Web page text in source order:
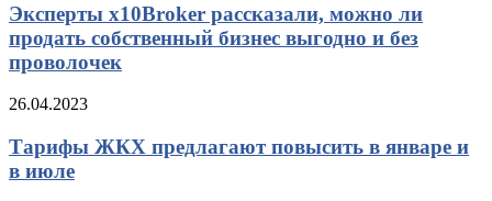
Эксперты x10Broker рассказали, можно ли
продать собственный бизнес выгодно и без
проволочек
26.04.2023
Тарифы ЖКХ предлагают повысить в январе и
в июле